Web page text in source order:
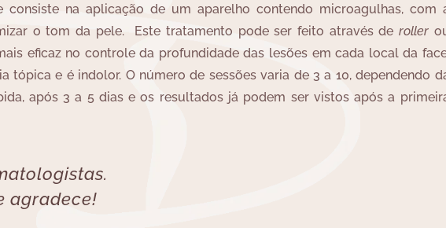
na aplicação de um aparelho contendo microagulhas, com
o tom da pele. Este tratamento pode ser feito através de roller
eficaz no controle da profundidade das lesões em cada local da
tópica e é indolor. O número de sessões varia de 3 a 10, dependendo
após 3 a 5 dias e os resultados já podem ser vistos após a
agradece!